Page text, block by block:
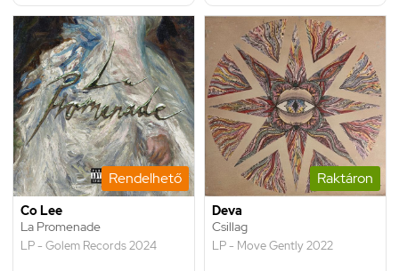
Rendelhető
Co Lee
La Promenade
LP - Golem Records 2024
Raktáron
Deva
Csillag
LP - Move Gently 2022